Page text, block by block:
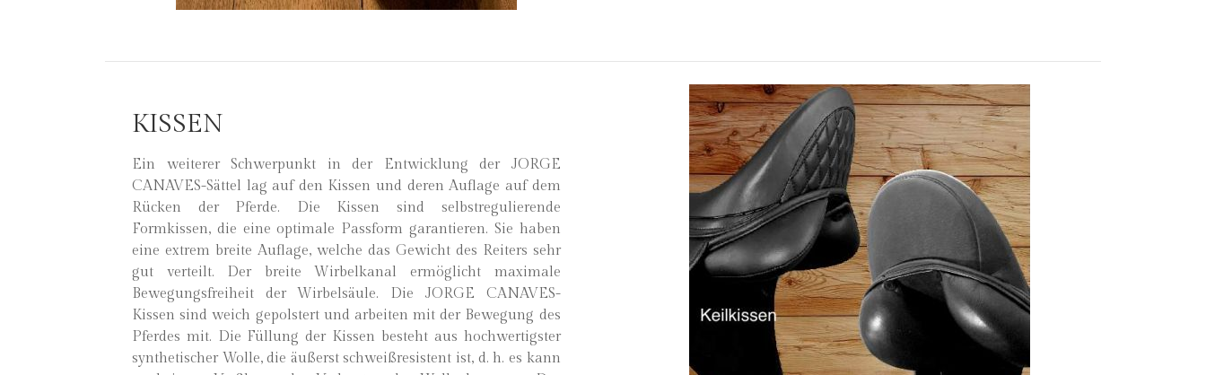
KISSEN
Ein weiterer Schwerpunkt in der Entwicklung der JORGE
CANAVES-Sättel lag auf den Kissen und deren Auflage auf dem
Rücken der Pferde. Die Kissen sind selbstregulierende
Formkissen, die eine optimale Passform garantieren. Sie haben
eine extrem breite Auflage, welche das Gewicht des Reiters sehr
gut verteilt. Der breite Wirbelkanal ermöglicht maximale
Bewegungsfreiheit der Wirbelsäule. Die JORGE CANAVES-
Kissen sind weich gepolstert und arbeiten mit der Bewegung des
Pferdes mit. Die Füllung der Kissen besteht aus hochwertigster
synthetischer Wolle, die äußerst schweißresistent ist, d. h. es kann